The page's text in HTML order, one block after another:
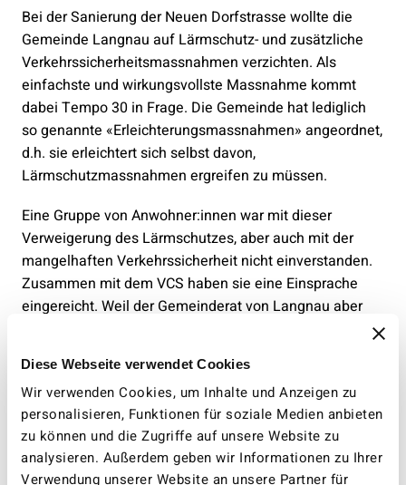
Diese Webseite verwendet Cookies
Wir verwenden Cookies, um Inhalte und Anzeigen zu
personalisieren, Funktionen für soziale Medien anbieten
zu können und die Zugriffe auf unsere Website zu
analysieren. Außerdem geben wir Informationen zu Ihrer
Verwendung unserer Website an unsere Partner für
Bei der Sanierung der Neuen Dorfstrasse wollte die
Gemeinde Langnau auf Lärmschutz- und zusätzliche
Verkehrssicherheitsmassnahmen verzichten. Als
einfachste und wirkungsvollste Massnahme kommt
dabei Tempo 30 in Frage. Die Gemeinde hat lediglich
so genannte «Erleichterungsmassnahmen» angeordnet,
d.h. sie erleichtert sich selbst davon,
Lärmschutzmassnahmen ergreifen zu müssen.
Eine Gruppe von Anwohner:innen war mit dieser
Verweigerung des Lärmschutzes, aber auch mit der
mangelhaften Verkehrssicherheit nicht einverstanden.
Zusammen mit dem VCS haben sie eine Einsprache
eingereicht. Weil der Gemeinderat von Langnau aber
Anwohner:innen gemeinsam Rekurs ergriffen.
Das Baurekursgericht hat nun den Rekurs gutgeheissen,
die vielen Bundesgerichtsentscheide dazu lassen auch
gar nichts anderes zu. Dabei kommt das Gericht zum